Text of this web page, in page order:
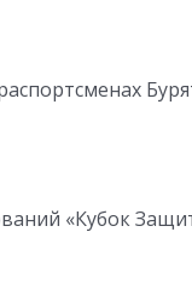
«Кубок